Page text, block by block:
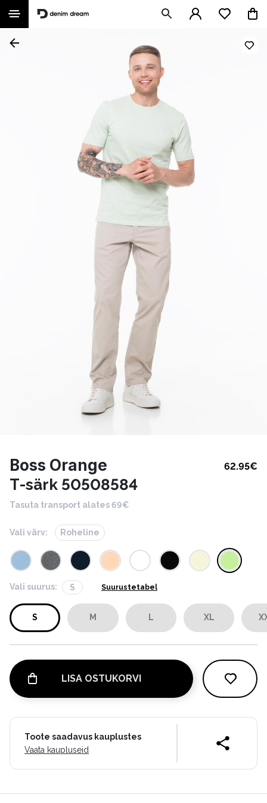
Boss Orange 62.95€
T-särk 50508584
Tasuta transport alates 69€
Vali värv: Roheline
Vali suurus: S Suurustetabel
S M L XL
LISA OSTUKORVI
Toote saadavus kauplustes
Vaata kaupluseid